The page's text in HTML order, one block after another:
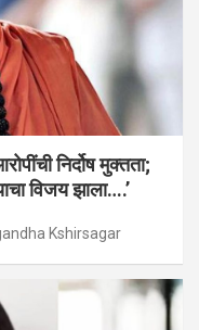
निर्दोष मुक्तता;
विजय झाला….’
Kshirsagar